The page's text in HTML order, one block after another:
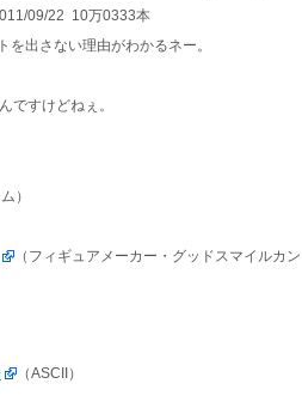
09/22 10万0333本
出さない理由がわかるネー。
ですけどねぇ。
）
（フィギュアメーカー・グッドスマイルカン
（ASCII）